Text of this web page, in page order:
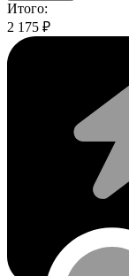
Итого:
2 175 ₽